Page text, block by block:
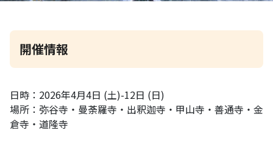
開催情報
日時：2026年4月4日 (土)-12日 (日)
場所：弥谷寺・曼荼羅寺・出釈迦寺・甲山寺・善通寺・金
倉寺・道隆寺